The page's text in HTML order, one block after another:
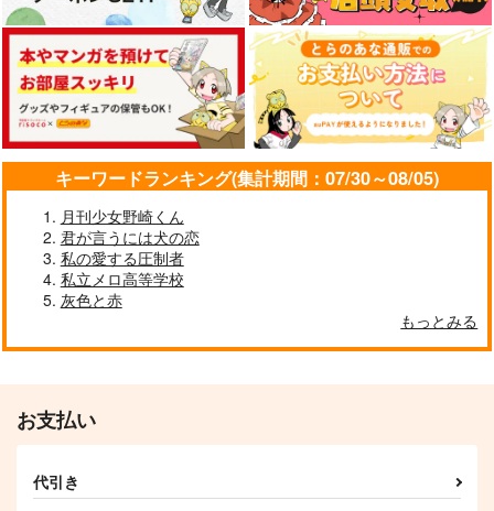
キーワードランキング(集計期間：07/30～08/05)
月刊少女野崎くん
君が言うには犬の恋
私の愛する圧制者
私立メロ高等学校
灰色と赤
もっとみる
お支払い
代引き